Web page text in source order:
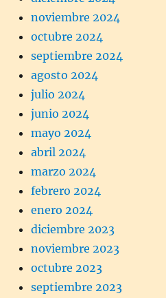
noviembre 2024
octubre 2024
septiembre 2024
agosto 2024
julio 2024
junio 2024
mayo 2024
abril 2024
marzo 2024
febrero 2024
enero 2024
diciembre 2023
noviembre 2023
octubre 2023
septiembre 2023